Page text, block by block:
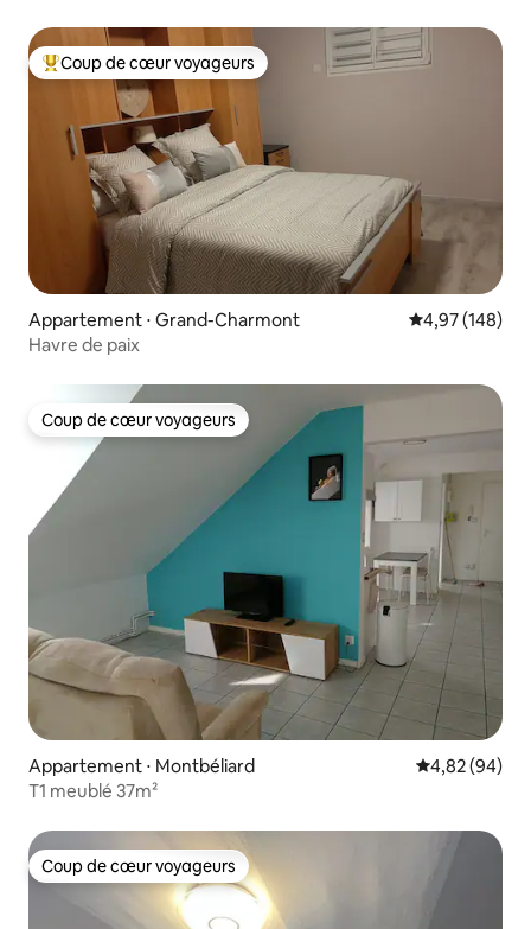
Coups de cœur voyageurs les plus appréciés
Coup de cœur voyageurs
Appartement ⋅ Grand-Charmont Évaluation
4,97 (148)
Havre de paix
Coup de cœur voyageurs
Coup de cœur voyageurs
Appartement ⋅ Montbéliard Évaluation
4,82 (94)
T1 meublé 37m²
Coup de cœur voyageurs
Coup de cœur voyageurs